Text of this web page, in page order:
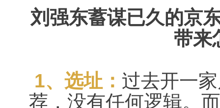
刘强东蓄谋已久的京
带来
1、选址： 过去开一
荐，没有任何逻辑。